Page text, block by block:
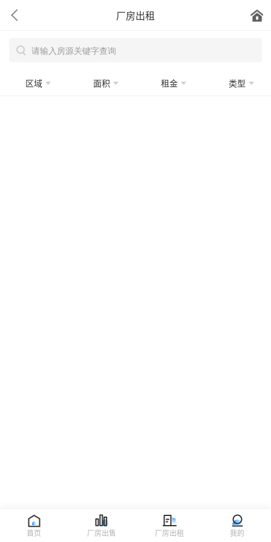
厂房出租
区域 面积 租金 类型
首页 厂房出售 厂房出租 我的